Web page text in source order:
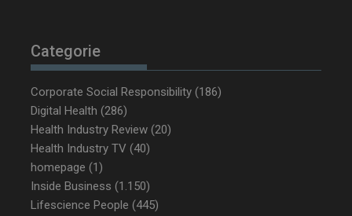
Categorie
Corporate Social Responsibility (186)
Digital Health (286)
Health Industry Review (20)
Health Industry TV (40)
homepage (1)
Inside Business (1.150)
Lifescience People (445)
_ga_Z2VT792F98